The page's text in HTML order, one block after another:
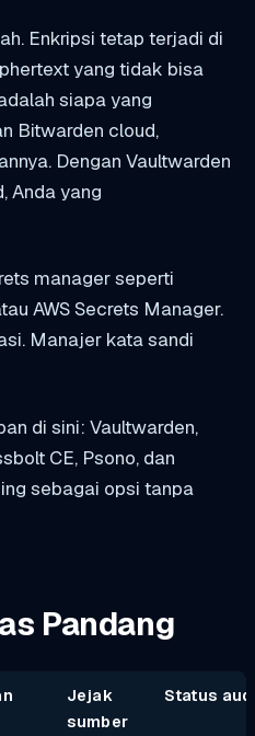
Enkripsi tetap terjadi di
yang tidak bisa
siapa yang
Bitwarden cloud,
Dengan Vaultwarden
Anda yang
manager seperti
AWS Secrets Manager.
Manajer kata sandi
di sini: Vaultwarden,
CE, Psono, dan
sebagai opsi tanpa
Pandang
Jejak
sumber
Status